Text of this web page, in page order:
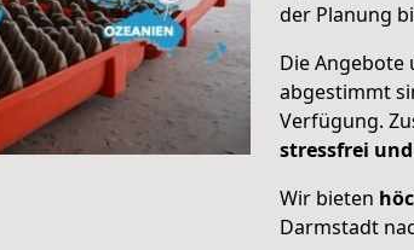
der Planung
Die Angebote
abgestimmt
Verfügung.
stressfrei
Wir bieten
Darmstadt